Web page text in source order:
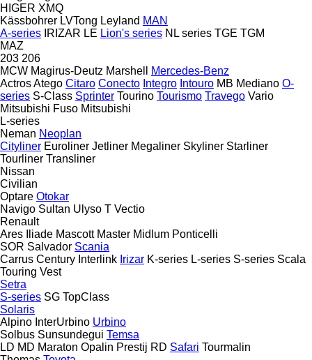
HIGER XMQ
Kässbohrer LVTong Leyland MAN
A-series IRIZAR LE Lion's series NL series TGE TGM
MAZ
203 206
MCW Magirus-Deutz Marshell
Mercedes-Benz
ActrosAtego Citaro Conecto Integro Intouro MB Mediano O-
series S-Class Sprinter Tourino Tourismo Travego Vario
Mitsubishi Fuso Mitsubishi
L-series
Neman Neoplan
Cityliner Euroliner Jetliner Megaliner Skyliner Starliner
Tourliner Transliner
Nissan
Civilian
Optare Otokar
Navigo Sultan Ulyso T Vectio
Renault
Ares
Iliade Mascott Master Midlum Ponticelli
SOR Salvador Scania
Carrus Century Interlink Irizar K-series L-series S-series Scala
Touring Vest
Setra
S-series SG TopClass
Solaris
Alpino InterUrbino Urbino
Solbus Sunsundegui Temsa
LD MD Maraton Opalin Prestij RD Safari Tourmalin